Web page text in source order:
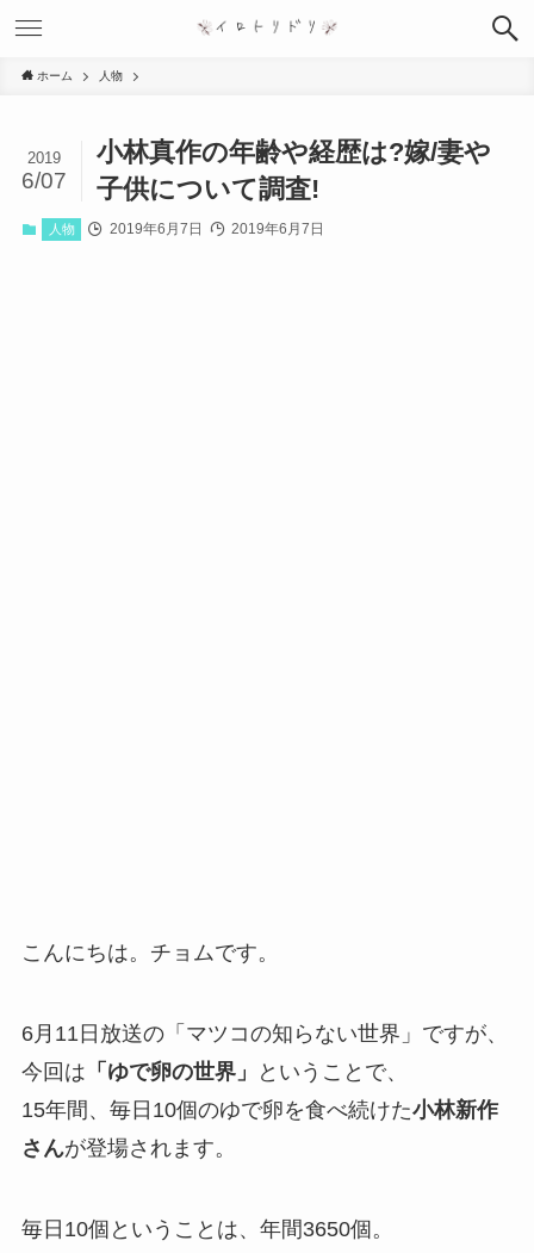
ホーム 人物
小林真作の年齢や経歴は?嫁/妻や
子供について調査!
2019
6/07
人物 2019年6月7日 2019年6月7日
こんにちは。チョムです。
6月11日放送の「マツコの知らない世界」ですが、
今回は 「ゆで卵の世界」
ということで、
15年間、毎日10個のゆで卵を食べ続けた小林新作
さんが登場されます。
毎日10個ということは、年間3650個。